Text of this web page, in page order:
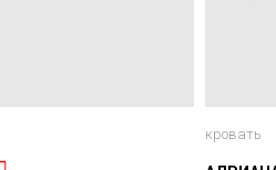
кровать